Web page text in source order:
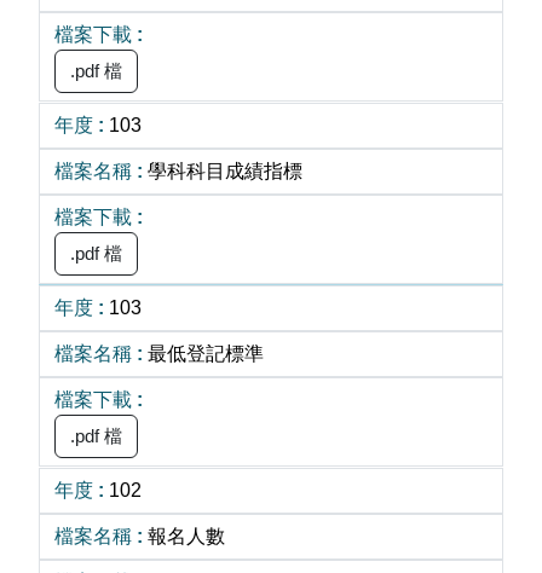
.pdf 檔
103
學科科目成績指標
.pdf 檔
103
最低登記標準
.pdf 檔
102
報名人數